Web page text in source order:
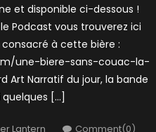
et disponible ci-dessous !
Podcast vous trouverez ici
consacré à cette bière :
une-biere-sans-couac-la-
Art Narratif du jour, la bande
quelques […]
Lantern Comment(0)